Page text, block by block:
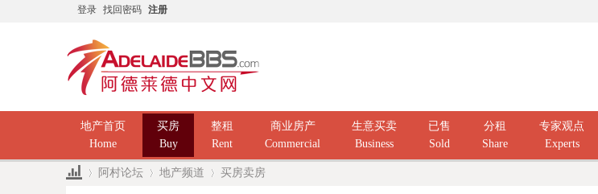
登录 找回密码 注册
地产首页
Home
买房
Buy
整租
Rent
商业房产
Commercial
生意买卖
Business
已售
Sold
分租
Share
专家观点
Experts
阿村论坛 地产频道 买房卖房